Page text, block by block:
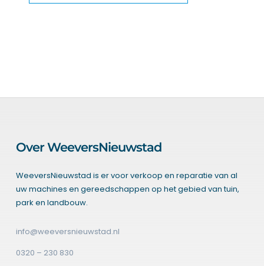
Over WeeversNieuwstad
WeeversNieuwstad is er voor verkoop en reparatie van al
uw machines en gereedschappen op het gebied van tuin,
park en landbouw.
info@weeversnieuwstad.nl
0320 – 230 830